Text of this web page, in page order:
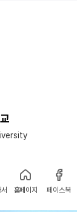
홈페이지 페이스북